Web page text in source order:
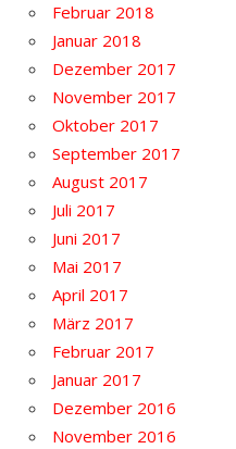
Februar 2018
Januar 2018
Dezember 2017
November 2017
Oktober 2017
September 2017
August 2017
Juli 2017
Juni 2017
Mai 2017
April 2017
März 2017
Februar 2017
Januar 2017
Dezember 2016
November 2016